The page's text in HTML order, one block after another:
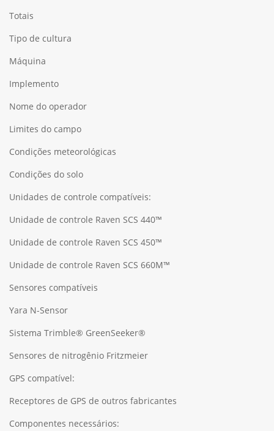
Totais
Tipo de cultura
Máquina
Implemento
Nome do operador
Limites do campo
Condições meteorológicas
Condições do solo
Unidades de controle compatíveis:
Unidade de controle Raven SCS 440™
Unidade de controle Raven SCS 450™
Unidade de controle Raven SCS 660M™
Sensores compatíveis
Yara N-Sensor
Sistema Trimble® GreenSeeker®
Sensores de nitrogênio Fritzmeier
GPS compatível:
Receptores de GPS de outros fabricantes
Componentes necessários: